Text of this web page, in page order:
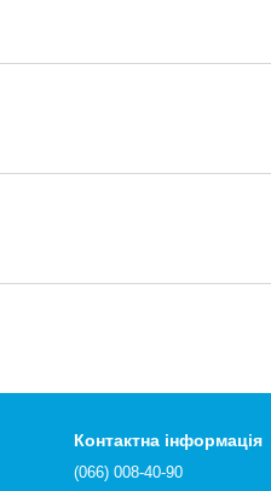
Контактна інформація
(066) 008-40-90